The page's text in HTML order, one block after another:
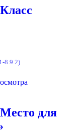
8.9.2)
для